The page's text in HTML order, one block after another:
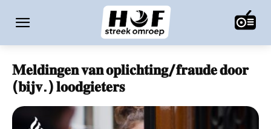
𝐌𝐞𝐥𝐝𝐢𝐧𝐠𝐞𝐧 𝐯𝐚𝐧 𝐨𝐩𝐥𝐢𝐜𝐡𝐭𝐢𝐧𝐠/𝐟𝐫𝐚𝐮𝐝𝐞 𝐝𝐨𝐨𝐫
(𝐛𝐢𝐣𝐯.) 𝐥𝐨𝐨𝐝𝐠𝐢𝐞𝐭𝐞𝐫𝐬